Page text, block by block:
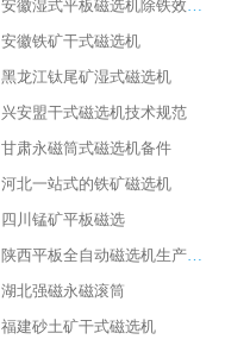
安徽湿式平板磁选机除铁效果怎么样
安徽铁矿干式磁选机
黑龙江钛尾矿湿式磁选机
兴安盟干式磁选机技术规范
甘肃永磁筒式磁选机备件
河北一站式的铁矿磁选机
四川锰矿平板磁选
陕西平板全自动磁选机生产厂家
湖北强磁永磁滚筒
福建砂土矿干式磁选机